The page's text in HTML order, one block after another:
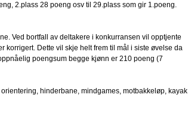
2.plass 28 poeng osv til 29.plass som gir 1.poeng.
Ved bortfall av deltakere i konkurransen vil opptjente
Dette vil skje helt frem til mål i siste øvelse da
poengsum begge kjønn er 210 poeng (7
hinderbane, mindgames, motbakkeløp, kayak